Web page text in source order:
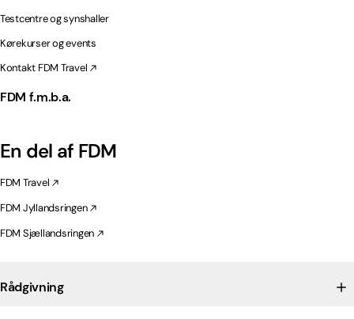
Testcentre og synshaller
Kørekurser og events
Kontakt FDM Travel
FDM f.m.b.a.
En del af FDM
FDM Travel
FDM Jyllandsringen
FDM Sjællandsringen
Rådgivning